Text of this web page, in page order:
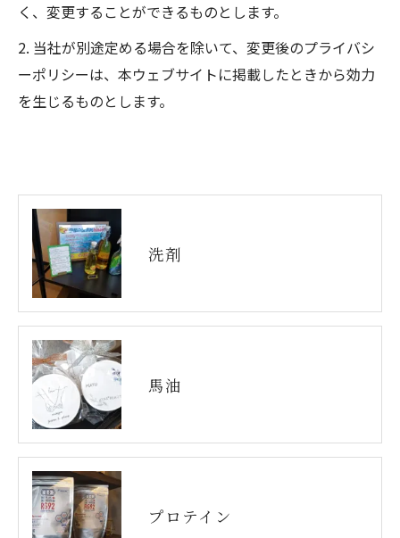
く、変更することができるものとします。
2. 当社が別途定める場合を除いて、変更後のプライバシ
ーポリシーは、本ウェブサイトに掲載したときから効力
を生じるものとします。
洗剤
馬油
プロテイン